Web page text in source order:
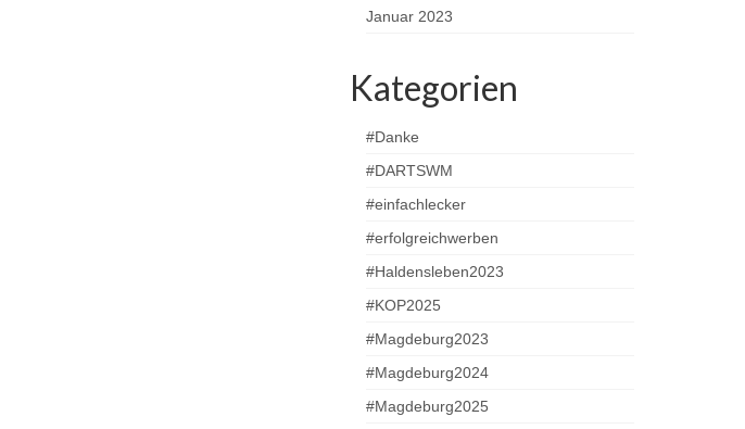
Januar 2023
Kategorien
#Danke
#DARTSWM
#einfachlecker
#erfolgreichwerben
#Haldensleben2023
#KOP2025
#Magdeburg2023
#Magdeburg2024
#Magdeburg2025